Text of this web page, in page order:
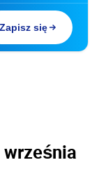
Zapisz się